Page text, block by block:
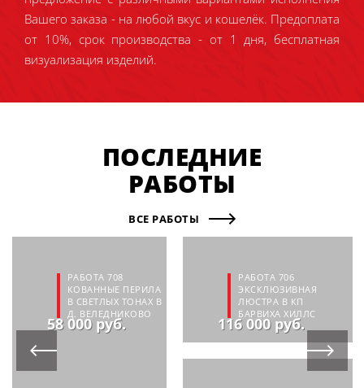
Вашего заказа - на любой вкус и кошелёк. Предоплата
от 10%, срок производства - от 1 дня, бесплатная
визуализация изделий.
ПОСЛЕДНИЕ
РАБОТЫ
ВСЕ РАБОТЫ
РАБОТА 708
КОВАННЫЕ ПЕРИЛА
В СВЕТЛЫХ ТОНАХ В
Д. ВЕЛЕДНИКОВО
58 000 руб.
РАБОТА 706
ЭКСКЛЮЗИВНАЯ
ЛЮСТРА В КП
БАРВИХА ХИЛЛС
116 000 руб.